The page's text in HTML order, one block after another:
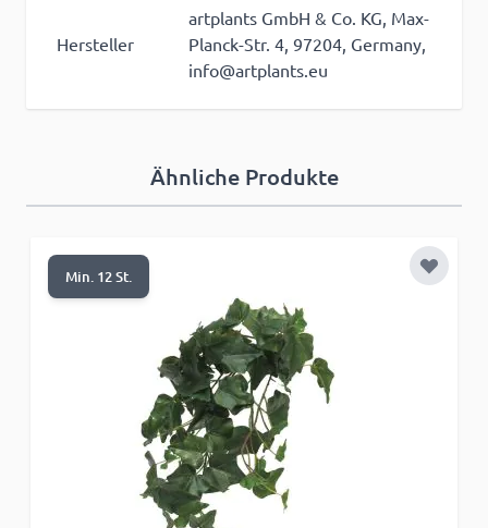
Hersteller
artplants GmbH & Co. KG, Max-
Planck-Str. 4, 97204, Germany,
info@artplants.eu
Ähnliche Produkte
Min. 12 St. Zur